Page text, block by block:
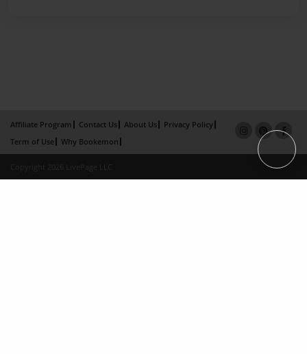
Affiliate Program Contact Us About Us
Privacy Policy
Term of Use
Why Bookemon
Copyright 2026 LivePage LLC